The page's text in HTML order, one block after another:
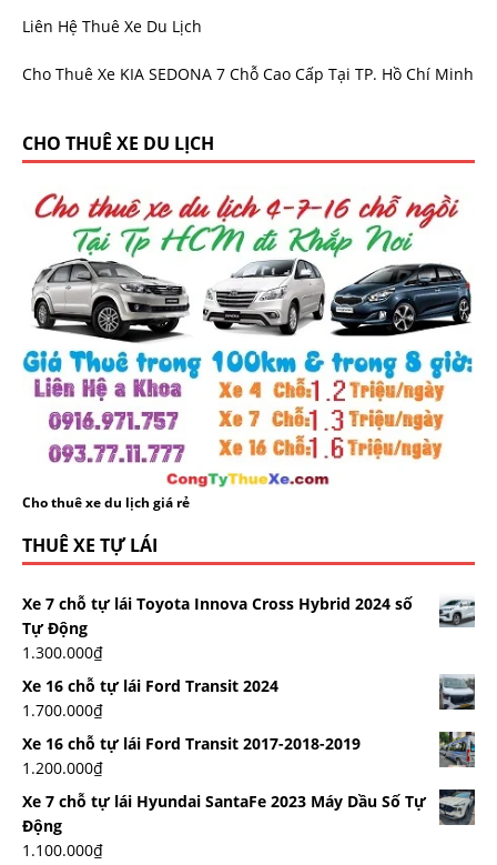
Liên Hệ Thuê Xe Du Lịch
Cho Thuê Xe KIA SEDONA 7 Chỗ Cao Cấp Tại TP. Hồ Chí Minh
CHO THUÊ XE DU LỊCH
Cho thuê xe du lịch giá rẻ
THUÊ XE TỰ LÁI
Xe 7 chỗ tự lái Toyota Innova Cross Hybrid 2024 số
Tự Động
1.300.000₫
Xe 16 chỗ tự lái Ford Transit 2024
1.700.000₫
Xe 16 chỗ tự lái Ford Transit 2017-2018-2019
1.200.000₫
Xe 7 chỗ tự lái Hyundai SantaFe 2023 Máy Dầu Số Tự
Động
1.100.000₫